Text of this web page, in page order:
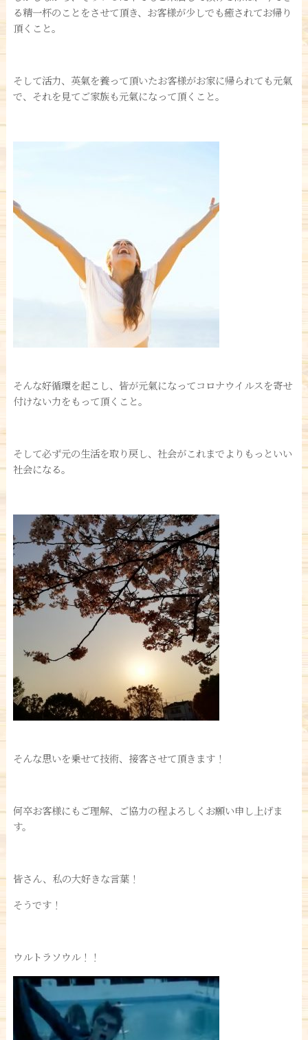
る精一杯のことをさせて頂き、お客様が少しでも癒されてお帰り
頂くこと。
そして活力、英氣を養って頂いたお客様がお家に帰られても元氣
で、それを見てご家族も元氣になって頂くこと。
そんな好循環を起こし、皆が元氣になってコロナウイルスを寄せ
付けない力をもって頂くこと。
そして必ず元の生活を取り戻し、社会がこれまでよりもっといい
社会になる。
そんな思いを乗せて技術、接客させて頂きます！
何卒お客様にもご理解、ご協力の程よろしくお願い申し上げま
す。
皆さん、私の大好きな言葉！
そうです！
ウルトラソウル！！